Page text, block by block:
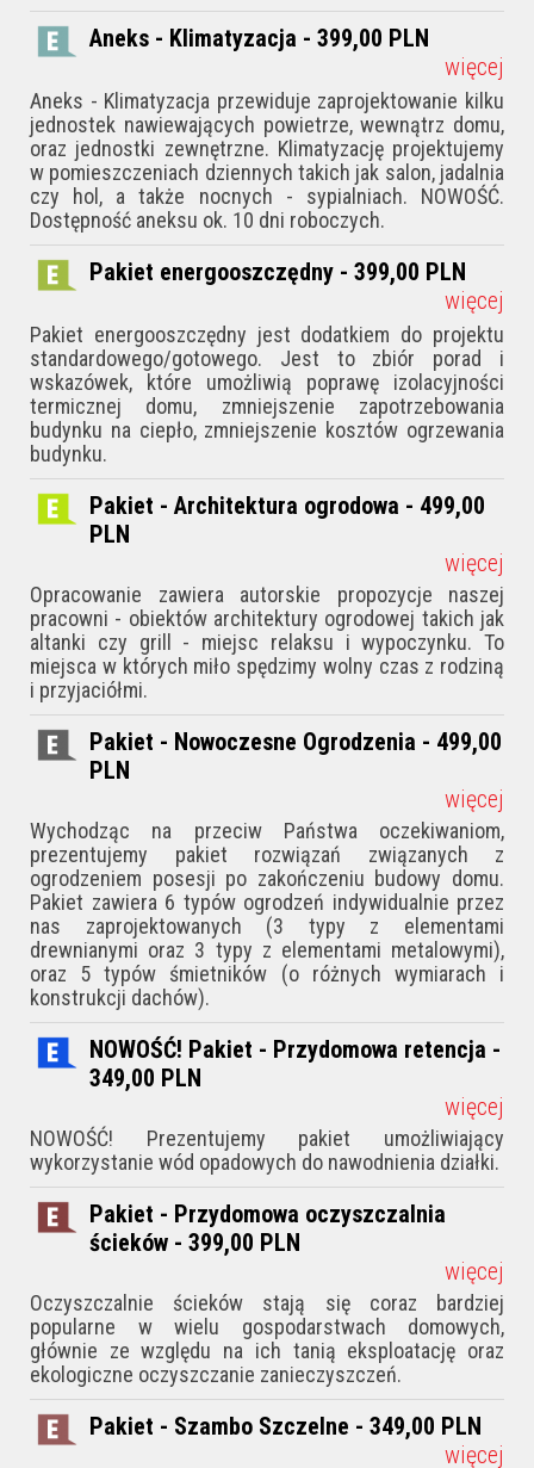
Aneks - Klimatyzacja - 399,00 PLN
więcej
Aneks - Klimatyzacja przewiduje zaprojektowanie kilku
jednostek nawiewających powietrze, wewnątrz domu,
oraz jednostki zewnętrzne. Klimatyzację projektujemy
w pomieszczeniach dziennych takich jak salon, jadalnia
czy hol, a także nocnych - sypialniach. NOWOŚĆ.
Dostępność aneksu ok. 10 dni roboczych.
Pakiet energooszczędny - 399,00 PLN
więcej
Pakiet energooszczędny jest dodatkiem do projektu
standardowego/gotowego. Jest to zbiór porad i
wskazówek, któ­re umożliwią poprawę izolacyjności
termicznej domu, zmniejszenie zapotrzebowania
budynku na ciepło, zmniejszenie kosztów ogrzewania
budynku.
Pakiet - Architektura ogrodowa - 499,00
PLN
więcej
Opracowanie zawiera autorskie propozycje naszej
pracowni - obiektów architektury ogrodowej takich jak
altanki czy grill - miejsc relaksu i wypoczynku. To
miejsca w których miło spędzimy wolny czas z rodziną
i przyjaciółmi.
Pakiet - Nowoczesne Ogrodzenia - 499,00
PLN
więcej
Wychodząc na przeciw Państwa oczekiwaniom,
prezentujemy pakiet rozwiązań związanych z
ogrodzeniem posesji po zakończeniu budowy domu.
Pakiet zawiera 6 typów ogrodzeń indywidualnie przez
nas zaprojektowanych (3 typy z elementami
drewnianymi oraz 3 typy z elementami metalowymi),
oraz 5 typów śmietników (o różnych wymiarach i
konstrukcji dachów).
NOWOŚĆ! Pakiet - Przydomowa retencja -
349,00 PLN
więcej
NOWOŚĆ! Prezentujemy pakiet umożliwiający
wykorzystanie wód opadowych do nawodnienia działki.
Pakiet - Przydomowa oczyszczalnia
ścieków - 399,00 PLN
więcej
Oczyszczalnie ścieków stają się coraz bardziej
popularne w wielu gospodarstwach domowych,
głównie ze względu na ich tanią eksploatację oraz
ekologiczne oczyszczanie zanieczyszczeń.
Pakiet - Szambo Szczelne - 349,00 PLN
więcej